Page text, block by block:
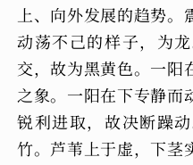
上、向外发展的趋势
动荡不己的样子，为
交，故为黑黄色。一阳
之象。一阳在下专静而
锐利进取，故决断躁
竹。芦苇上于虚，下茎